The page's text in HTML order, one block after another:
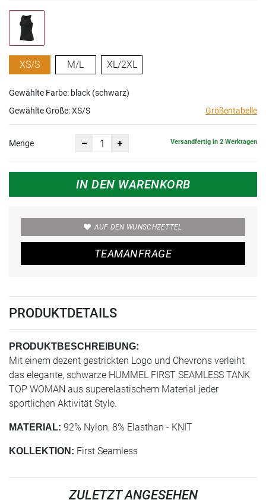
XS/S M/L XL/2XL
Gewählte Farbe: black (schwarz)
Gewählte Größe:XS/S Größentabelle
Menge Versandfertig in 2 Werktagen
IN DEN WARENKORB
AUF DEN WUNSCHZETTEL
TEAMANFRAGE
PRODUKTDETAILS
PRODUKTBESCHREIBUNG:
Mit einem dezent gestrickten Logo und Chevrons verleiht
das elegante, schwarze HUMMEL FIRST SEAMLESS TANK
TOP WOMAN aus superelastischem Material jeder
sportlichen Aktivität Style.
MATERIAL: 92% Nylon, 8% Elasthan - KNIT
KOLLEKTION: First Seamless
ZULETZT ANGESEHEN